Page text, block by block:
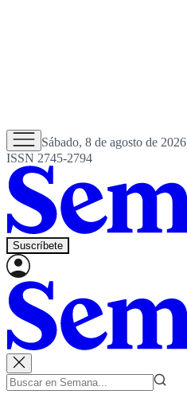
Sábado, 8 de agosto de 2026
ISSN 2745-2794
Suscríbete